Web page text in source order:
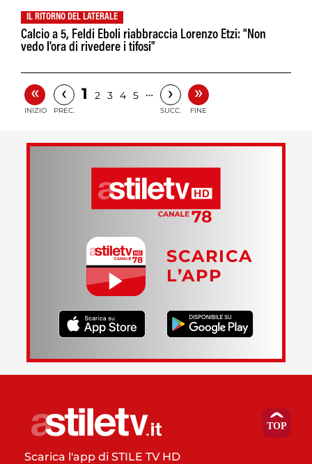
IL RITORNO DEL LATERALE
Calcio a 5, Feldi Eboli riabbraccia Lorenzo Etzi: "Non
vedo l'ora di rivedere i tifosi"
«
INIZIO
‹
PREC.
1 2 3 4 5 … ›
SUCC.
»
FINE
SCARICA
L’APP
Scarica l'app di STILE TV HD